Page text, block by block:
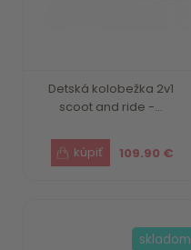
Detská kolobežka 2v1
scoot and ride -...
109.90 €
skladom